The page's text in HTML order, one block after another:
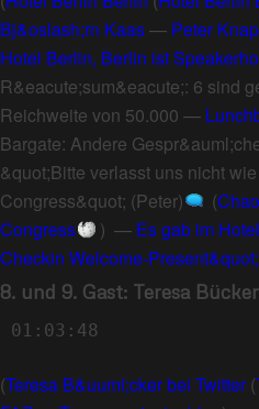
Bj&oslash;rn Kaas— Peter
Hotel Berlin, Berlin ist
R&eacute;sum&eacute;: 6 sind
Reichweite von 50.000 —
Bargate: Andere
&quot;Bitte verlasst uns nicht
Congress&quot; (Peter)
(
Congress
) — Es gab im
Checkin Welcome-Present&quot;
8. und 9. Gast: Teresa
01:03:48
(Teresa B&uuml;cker bei Twitter(